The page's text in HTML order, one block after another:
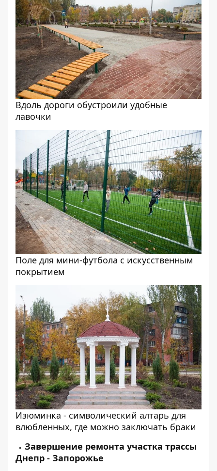
Вдоль дороги обустроили удобные
лавочки
Поле для мини-футбола с искусственным
покрытием
Изюминка - символический алтарь для
влюбленных, где можно заключать браки
Завершение ремонта участка трассы
Днепр - Запорожье